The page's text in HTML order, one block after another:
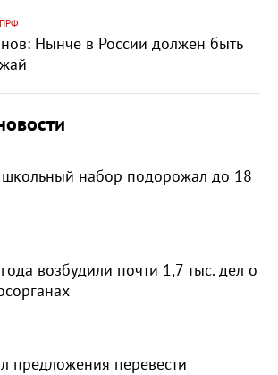
Нынче в России должен быть
набор подорожал до 18
возбудили почти 1,7 тыс. дел о
предложения перевести